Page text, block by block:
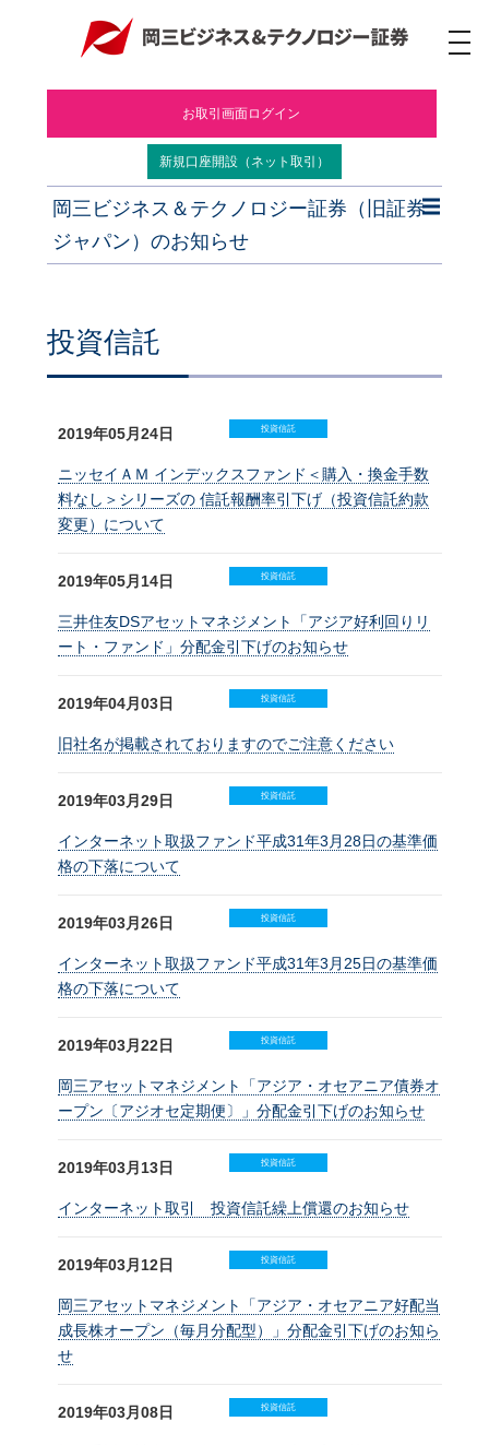
ナ
ビ
投資信託
2019年05月24日 投資信託
ニッセイＡＭ インデックスファンド＜購入・換金手数
料なし＞シリーズの 信託報酬率引下げ（投資信託約款
変更）について
2019年05月14日 投資信託
三井住友DSアセットマネジメント「アジア好利回りリ
ート・ファンド」分配金引下げのお知らせ
2019年04月03日 投資信託
旧社名が掲載されておりますのでご注意ください
2019年03月29日 投資信託
インターネット取扱ファンド平成31年3月28日の基準価
格の下落について
2019年03月26日 投資信託
インターネット取扱ファンド平成31年3月25日の基準価
格の下落について
2019年03月22日 投資信託
岡三アセットマネジメント「アジア・オセアニア債券オ
ープン〔アジオセ定期便〕」分配金引下げのお知らせ
2019年03月13日 投資信託
インターネット取引 投資信託繰上償還のお知らせ
2019年03月12日 投資信託
岡三アセットマネジメント「アジア・オセアニア好配当
成長株オープン（毎月分配型）」分配金引下げのお知ら
せ
2019年03月08日 投資信託
お取引画面ログイン
新規口座開設（ネット取引）
岡三ビジネス＆テクノロジー証券（旧証券
ジャパン）のお知らせ